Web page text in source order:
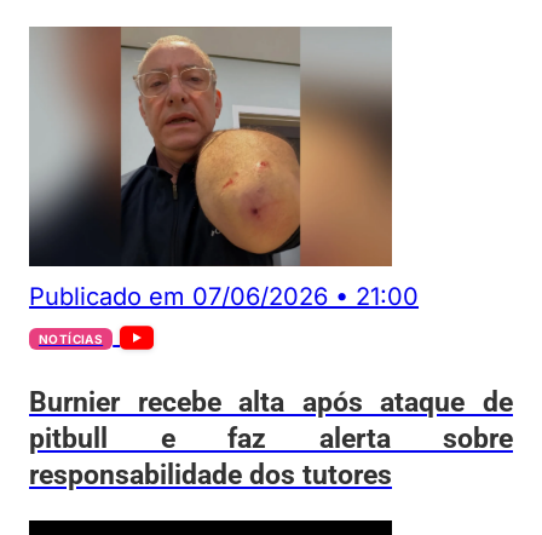
Publicado em 07/06/2026 • 21:00
NOTÍCIAS
Burnier recebe alta após ataque de
pitbull e faz alerta sobre
responsabilidade dos tutores